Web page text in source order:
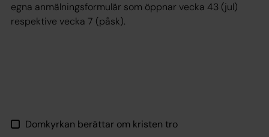
egna anmälningsformulär som öppnar vecka 43 (jul)
respektive vecka 7 (påsk).
Domkyrkan berättar om kristen tro